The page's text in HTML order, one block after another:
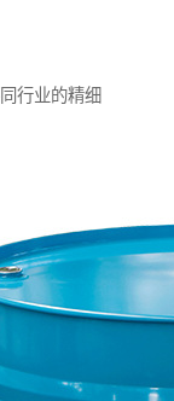
行业的精细